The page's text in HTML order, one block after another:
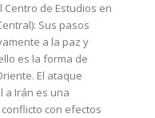
Centro de Estudios en
Sus pasos
a la paz y
es la forma de
El ataque
a Irán es una
con efectos